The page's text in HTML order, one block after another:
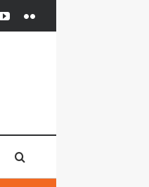
YouTubeFlickr